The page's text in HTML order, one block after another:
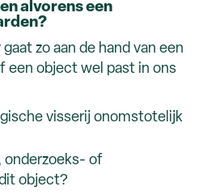
alvorens een
zo aan de hand van een
een object wel past in ons
visserij onomstotelijk
onderzoeks- of
object?